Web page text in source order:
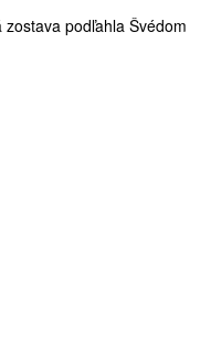
podľahla Švédom